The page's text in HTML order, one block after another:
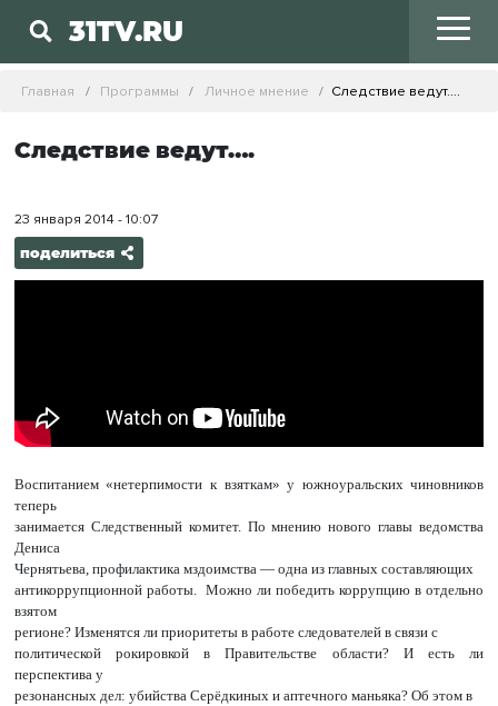
31TV.RU
Главная Программы Личное мнение Следствие ведут….
Следствие ведут….
23 января 2014 - 10:07
поделиться
Воспитанием «нетерпимости к взяткам» у южноуральских чиновников
теперь
занимается Следственный комитет. По мнению нового главы ведомства
Дениса
Чернятьева, профилактика мздоимства — одна из главных составляющих
антикоррупционной работы. Можно ли победить коррупцию в отдельно
взятом
регионе? Изменятся ли приоритеты в работе следователей в связи с
политической рокировкой в Правительстве области? И есть ли
перспектива у
резонансных дел: убийства Серёдкиных и аптечного маньяка? Об этом в